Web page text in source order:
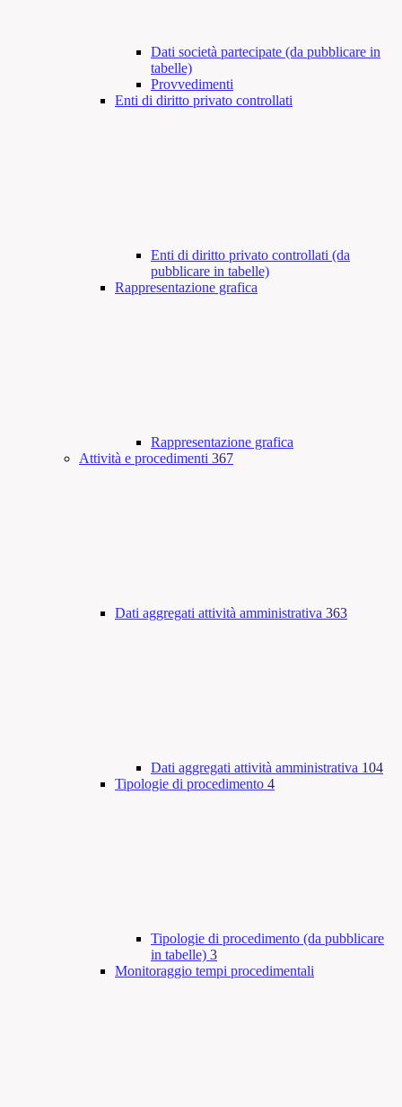
Dati società partecipate (da pubblicare in
tabelle)
Provvedimenti
Enti di diritto privato controllati
Enti di diritto privato controllati (da
pubblicare in tabelle)
Rappresentazione grafica
Rappresentazione grafica
Attività e procedimenti 367
Dati aggregati attività amministrativa 363
Dati aggregati attività amministrativa 104
Tipologie di procedimento 4
Tipologie di procedimento (da pubblicare
in tabelle) 3
Monitoraggio tempi procedimentali